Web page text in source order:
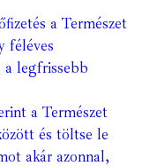
a Természet
féléves
legfrissebb
a Természet
és töltse le
akár azonnal,